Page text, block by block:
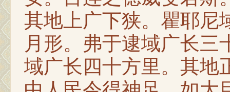
其地上广下狭。瞿耶尼
月形。弗于逮域广长三
域广长四十方里。其地